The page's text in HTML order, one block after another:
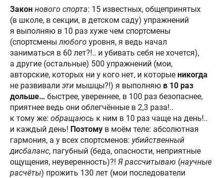
Закон нового спорта: 15 известных, общепринятых
(в школе, в секции, в детском саду) упражнений
я выполняю в 10 раз хуже чем спортсмены
(спортсменылюбого уровня, я ведь начал
заниматься в 60 лет?!.. и убивать себя не хочется),
а другие (остальные) 500 упражнений (мои,
авторские, которых ни у кого нет, и которые никогда
не развивали эти мышцы?!) я выполняю в 10 раз
дольше… быстрее, увереннее, в 100 раз безопаснее,
приятнее ведь они облегчённые в 2,3 раза!..
к тому же: обращаюсь к ним в 10 раз чаще на день!..
и каждый день! Поэтому в моём теле: абсолютная
гармония, а у всех спортсменов: убийственный
дисбаланс, пагубный (беда, опасности, неприятные
ощущения, неуверенность)?! Я рассчитываю (научные
расчёты) прожить 130 лет (мои последователи